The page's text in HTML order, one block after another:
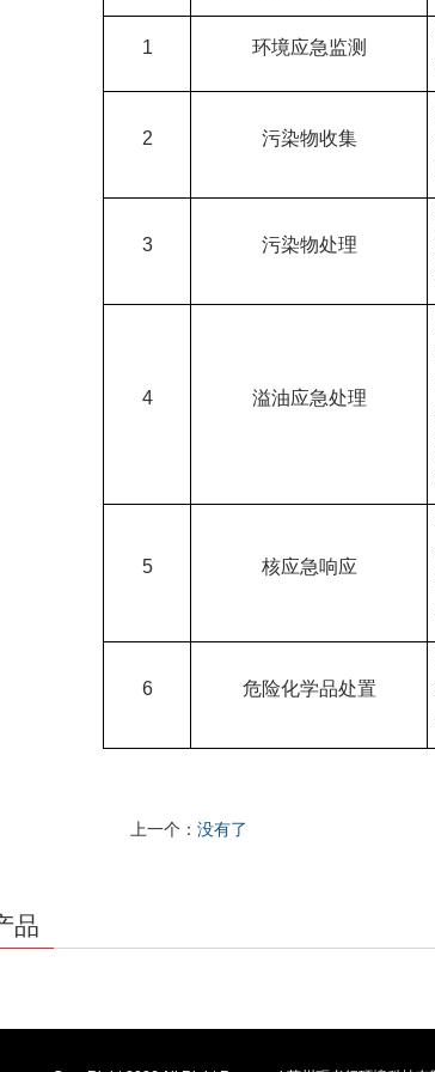
1 环境应急监测
2 污染物收集
3 污染物处理
4 溢油应急处理
5 核应急响应
6 危险化学品处置
上一个：没有了
品